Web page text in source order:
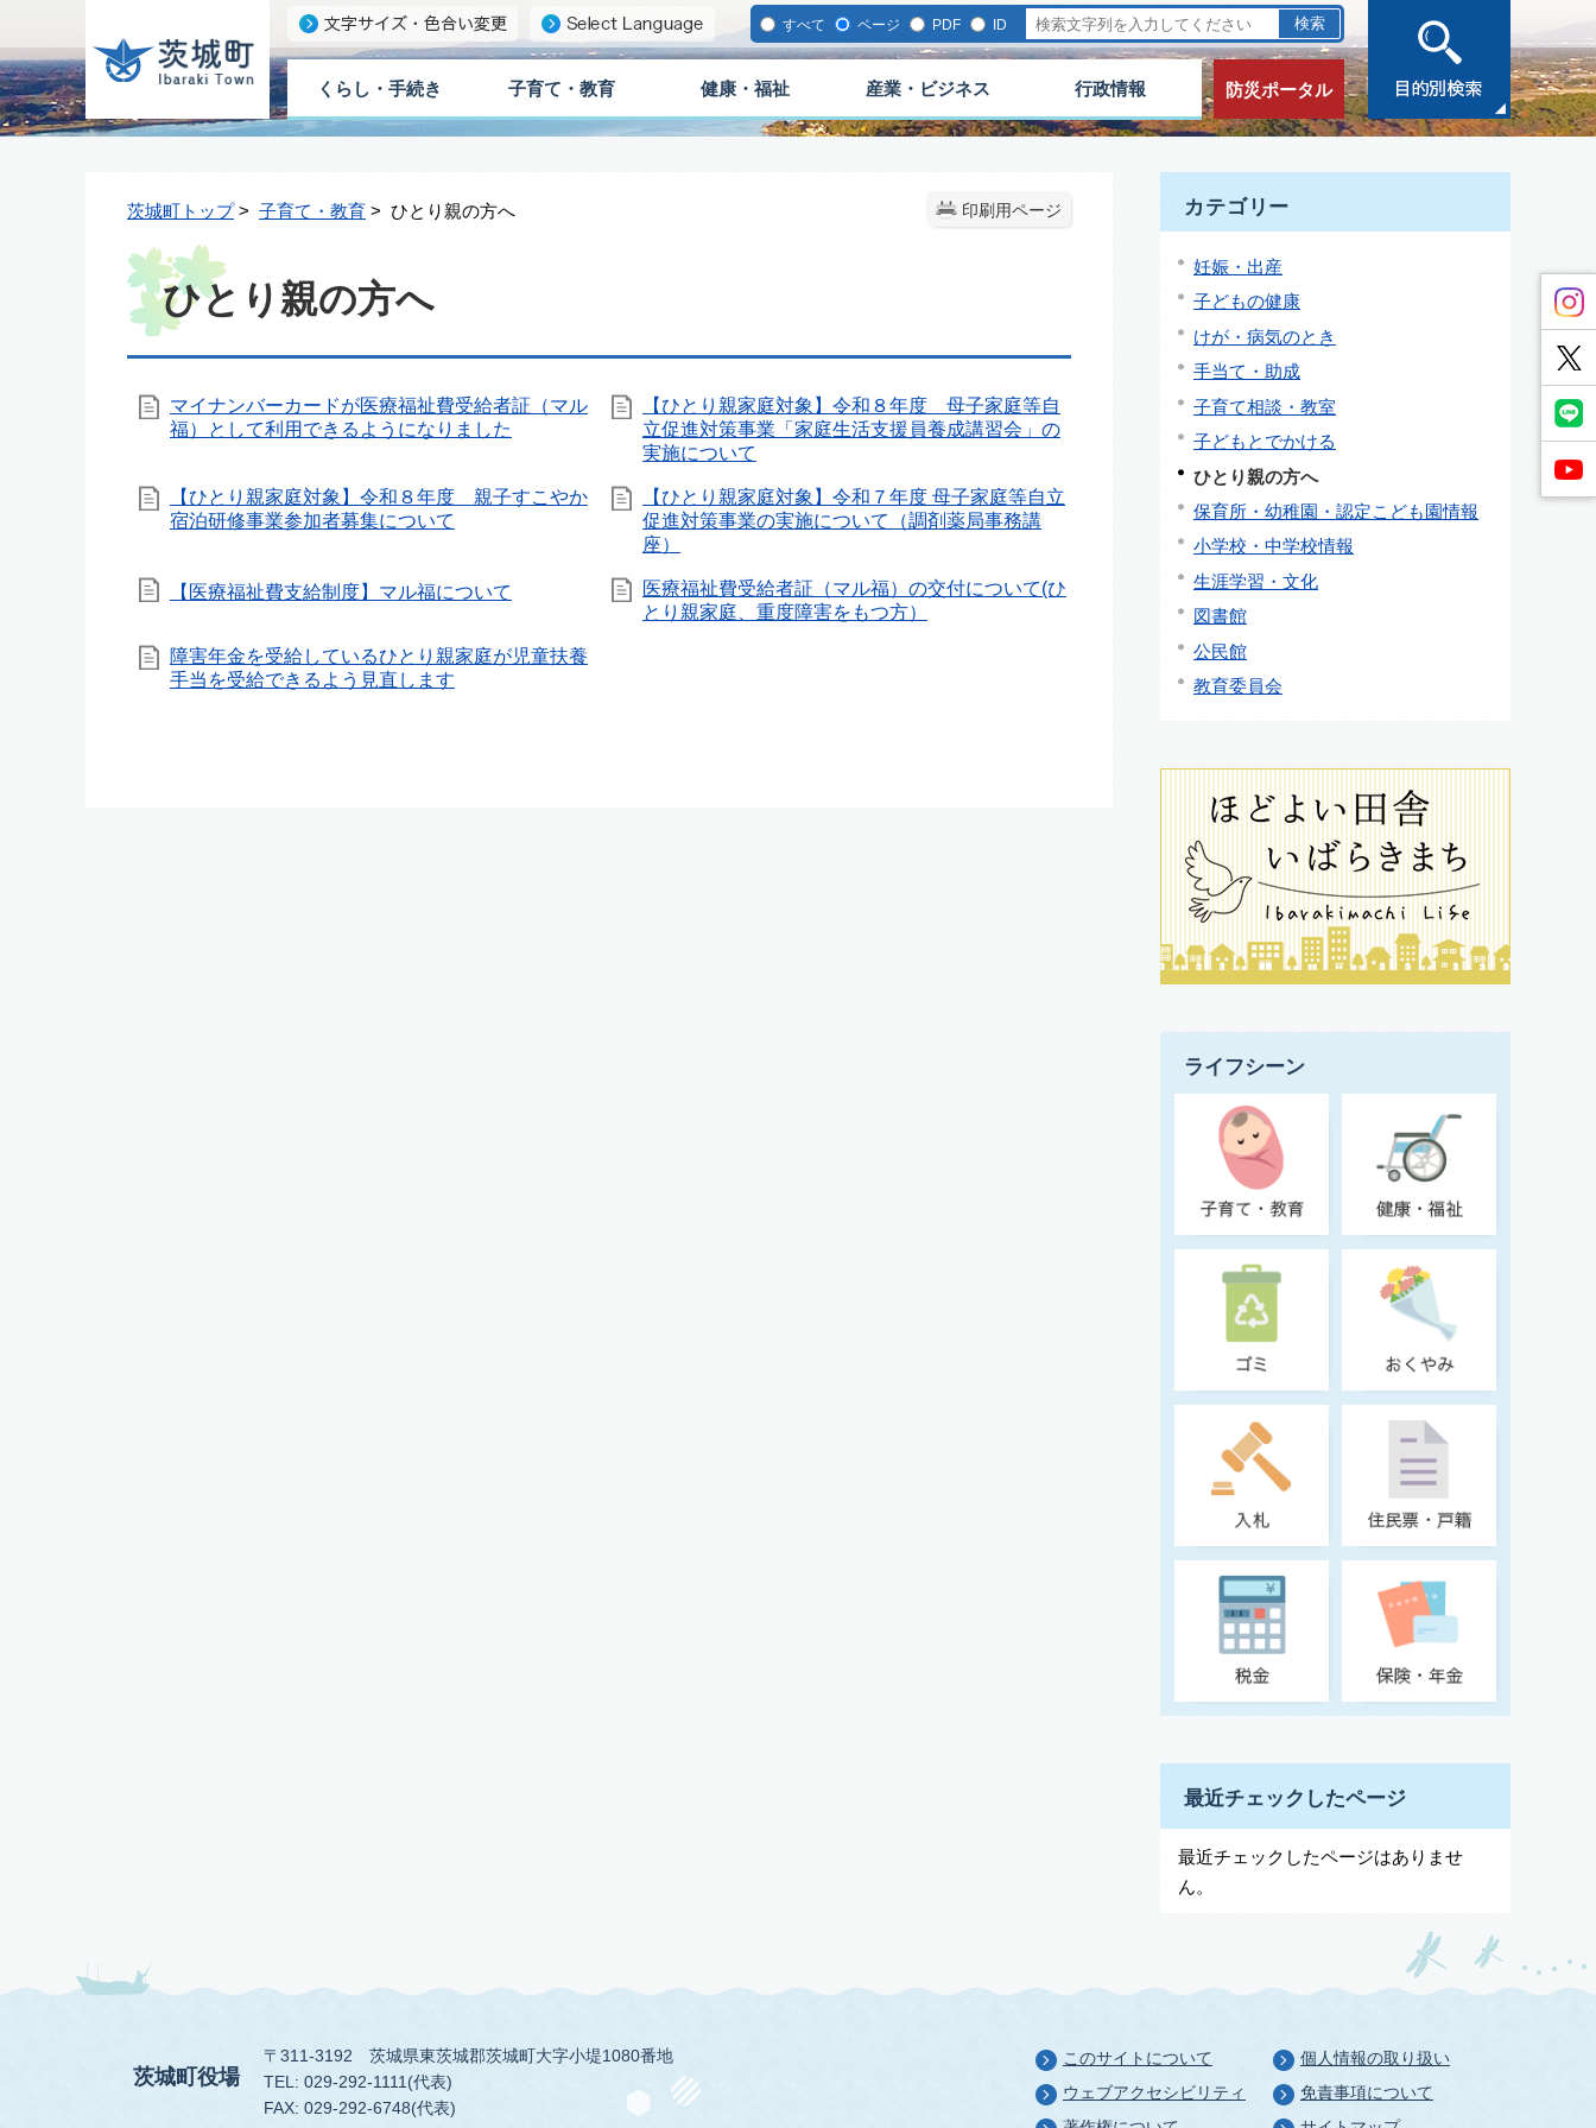
すべて ページ PDF ID
くらし・手続き 子育て・教育 健康・福祉 産業・ビジネス 行政情報 防災ポータル
印刷用ページ
茨城町トップ> 子育て・教育 > ひとり親の方へ
ひとり親の方へ
マイナンバーカードが医療福祉費受給者証（マル
福）として利用できるようになりました
【ひとり親家庭対象】令和８年度 母子家庭等自
立促進対策事業「家庭生活支援員養成講習会」の
実施について
【ひとり親家庭対象】令和８年度 親子すこやか
宿泊研修事業参加者募集について
【ひとり親家庭対象】令和７年度 母子家庭等自立
促進対策事業の実施について（調剤薬局事務講
座）
【医療福祉費支給制度】マル福について
医療福祉費受給者証（マル福）の交付について(ひ
とり親家庭、重度障害をもつ方）
障害年金を受給しているひとり親家庭が児童扶養
手当を受給できるよう見直します
カテゴリー
妊娠・出産
子どもの健康
けが・病気のとき
手当て・助成
子育て相談・教室
子どもとでかける
ひとり親の方へ
保育所・幼稚園・認定こども園情報
小学校・中学校情報
生涯学習・文化
図書館
公民館
教育委員会
ライフシーン
最近チェックしたページ
最近チェックしたページはありませ
ん。
茨城町役場
〒311-3192
茨城県東茨城郡茨城町大字小堤1080番地
TEL: 029-292-1111(代表)
FAX: 029-292-6748(代表)
このサイトについて
個人情報の取り扱い
ウェブアクセシビリティ
免責事項について